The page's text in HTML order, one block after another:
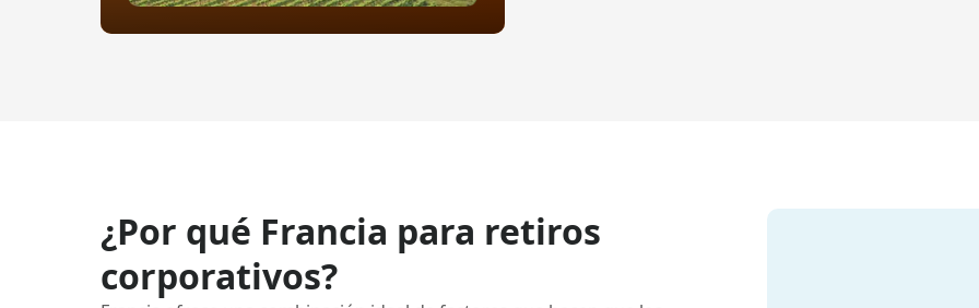
¿Por qué Francia para retiros
corporativos?